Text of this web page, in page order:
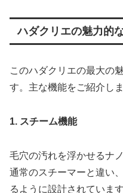
ハダクリエの魅力的
このハダクリエの最大の
す。主な機能をご紹介しま
1. スチーム機能
毛穴の汚れを浮かせるナ
通常のスチーマーと違い
るように設計されていま